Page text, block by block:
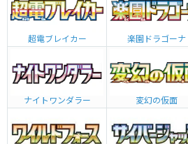
超電ブレイカー 楽園ドラゴーナ
ナイトワンダラー 変幻の仮面